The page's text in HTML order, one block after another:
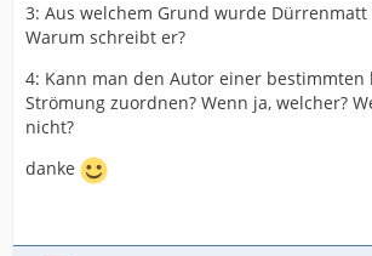
3: Aus welchem Grund wurde
Warum schreibt er?
4: Kann man den Autor einer bestimmten
Strömung zuordnen? Wenn ja, welcher?
nicht?
danke